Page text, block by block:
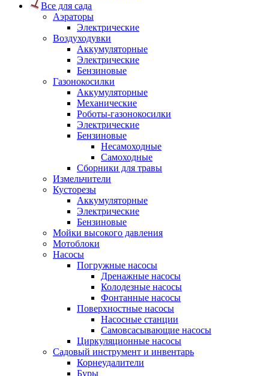
Все для сада
Аэраторы
Электрические
Воздуходувки
Аккумуляторные
Электрические
Бензиновые
Газонокосилки
Аккумуляторные
Механические
Роботы-газонокосилки
Электрические
Бензиновые
Несамоходные
Самоходные
Сборники для травы
Измельчители
Кусторезы
Аккумуляторные
Электрические
Бензиновые
Мойки высокого давления
Мотоблоки
Насосы
Погружные насосы
Дренажные насосы
Колодезные насосы
Фонтанные насосы
Поверхностные насосы
Насосные станции
Самовсасывающие насосы
Циркуляционные насосы
Садовый инструмент и инвентарь
Корнеудалители
Буры